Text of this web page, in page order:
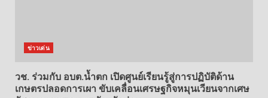
ข่าวเด่น
วช. ร่วมกับ อบต.น้ำตก เปิดศูนย์เรียนรู้สู่การปฏิบัติด้าน
เกษตรปลอดการเผา ขับเคลื่อนเศรษฐกิจหมุนเวียนจากเศษ